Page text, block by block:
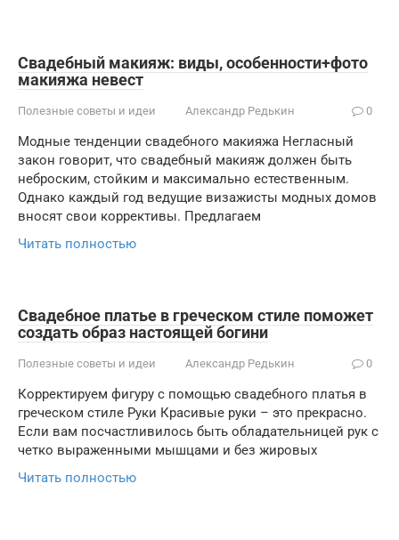
Свадебный макияж: виды, особенности+фото
макияжа невест
Полезные советы и идеи Александр Редькин 0
Модные тенденции свадебного макияжа Негласный
закон говорит, что свадебный макияж должен быть
неброским, стойким и максимально естественным.
Однако каждый год ведущие визажисты модных домов
вносят свои коррективы. Предлагаем
Читать полностью
Свадебное платье в греческом стиле поможет
создать образ настоящей богини
Полезные советы и идеи Александр Редькин 0
Корректируем фигуру с помощью свадебного платья в
греческом стиле Руки Красивые руки – это прекрасно.
Если вам посчастливилось быть обладательницей рук с
четко выраженными мышцами и без жировых
Читать полностью